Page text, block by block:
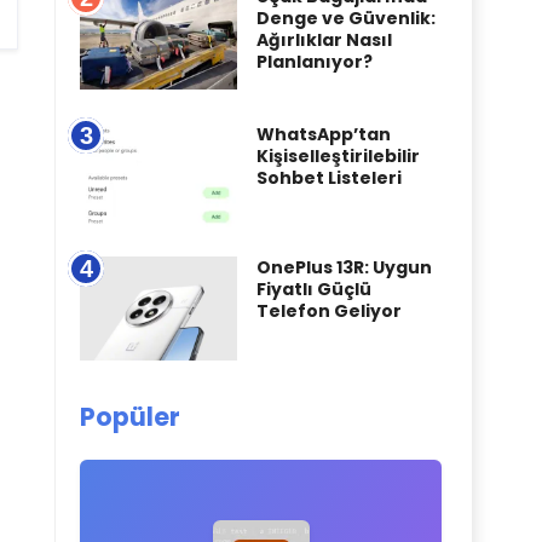
Denge ve Güvenlik:
Ağırlıklar Nasıl
Planlanıyor?
3
WhatsApp’tan
Kişiselleştirilebilir
Sohbet Listeleri
4
OnePlus 13R: Uygun
Fiyatlı Güçlü
Telefon Geliyor
Popüler